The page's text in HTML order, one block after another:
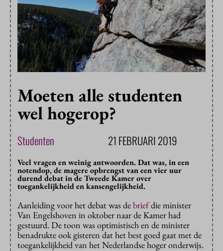
Moeten alle studenten
wel hogerop?
Studenten 21 FEBRUARI 2019
Veel vragen en weinig antwoorden. Dat was, in een
notendop, de magere opbrengst van een vier uur
durend debat in de Tweede Kamer over
toegankelijkheid en kansengelijkheid.
Aanleiding voor het debat was debriefdie minister
Van Engelshoven in oktober naar de Kamer had
gestuurd. De toon was optimistisch en de minister
benadrukte ook gisteren dat het best goed gaat met de
toegankelijkheid van het Nederlandse hoger onderwijs.